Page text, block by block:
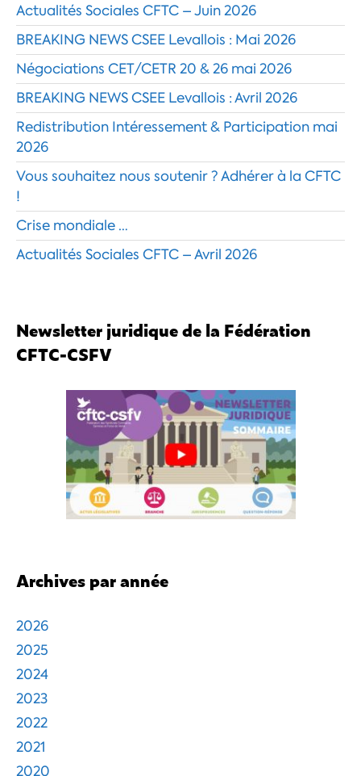
Actualités Sociales CFTC – Juin 2026
BREAKING NEWS CSEE Levallois : Mai 2026
Négociations CET/CETR 20 & 26 mai 2026
BREAKING NEWS CSEE Levallois : Avril 2026
Redistribution Intéressement & Participation mai
2026
Vous souhaitez nous soutenir ? Adhérer à la CFTC
!
Crise mondiale …
Actualités Sociales CFTC – Avril 2026
Newsletter juridique de la Fédération
CFTC-CSFV
Archives par année
2026
2025
2024
2023
2022
2021
2020